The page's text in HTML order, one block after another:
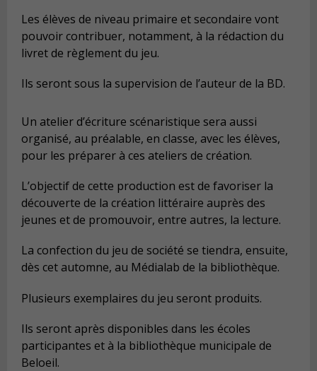
Les élèves de niveau primaire et secondaire vont
pouvoir contribuer, notamment, à la rédaction du
livret de règlement du jeu.
Ils seront sous la supervision de l’auteur de la BD.
Un atelier d’écriture scénaristique sera aussi
organisé, au préalable, en classe, avec les élèves,
pour les préparer à ces ateliers de création.
L’objectif de cette production est de favoriser la
découverte de la création littéraire auprès des
jeunes et de promouvoir, entre autres, la lecture.
La confection du jeu de société se tiendra, ensuite,
dès cet automne, au Médialab de la bibliothèque.
Plusieurs exemplaires du jeu seront produits.
Ils seront après disponibles dans les écoles
participantes et à la bibliothèque municipale de
Beloeil.